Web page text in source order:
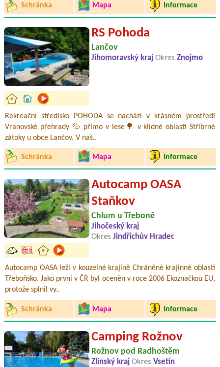
Schránka Mapa Informace
RS Pohoda
Lančov
Jihomoravský kraj Okres Znojmo
Rekreační středisko POHODA se nachází v krásném prostředí
Vranovské přehrady 💦 přímo v lese🌳 v klidné oblasti Stříbrné
zátoky u obce Lančov. V naš..
Schránka Mapa Informace
Autocamp OASA
Staňkov
Chlum u Třeboně
Jihočeský kraj
Okres Jindřichův Hradec
Autocamp OASA leží v kouzelné krajině Chráněné krajinné oblasti
Třeboňsko. Jako první v ČR byl oceněn v roce 2006 Ekoznačkou EU,
protože splnil vy..
Schránka Mapa Informace
Camping Rožnov
Rožnov pod Radhoštěm
Zlínský kraj Okres Vsetín